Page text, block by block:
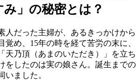
」の秘密とは？
人だった主婦が、あるきっかけから
覚め、15年の時を経て苦労の末に、
天乃頂（あまのいただき）」を立ち
をしたのは実の娘さん。誕生までの
いました。